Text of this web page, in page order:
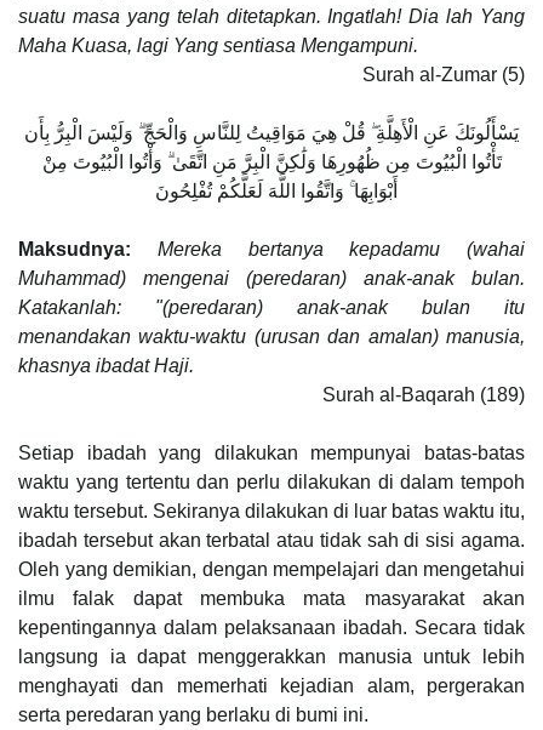
suatu masa yang telah ditetapkan. Ingatlah! Dia lah Yang
Maha Kuasa, lagi Yang sentiasa Mengampuni.
Surah al-Zumar (5)
يَسْأَلُونَكَ عَنِ الْأَهِلَّةِ ۖ قُلْ هِيَ مَوَاقِيتُ لِلنَّاسِ وَالْحَجِّ ۗ وَلَيْسَ الْبِرُّ بِأَن
تَأْتُوا الْبُيُوتَ مِن ظُهُورِهَا وَلَٰكِنَّ الْبِرَّ مَنِ اتَّقَىٰ ۗ وَأْتُوا الْبُيُوتَ مِنْ
أَبْوَابِهَا ۚ وَاتَّقُوا اللَّهَ لَعَلَّكُمْ تُفْلِحُونَ ‎
Maksudnya:
Mereka bertanya kepadamu (wahai
Muhammad) mengenai (peredaran) anak-anak bulan.
Katakanlah: "(peredaran) anak-anak bulan itu
menandakan waktu-waktu (urusan dan amalan) manusia,
khasnya ibadat Haji.
Surah al-Baqarah (189)
Setiap ibadah yang dilakukan mempunyai batas-batas
waktu yang tertentu dan perlu dilakukan di dalam tempoh
waktu tersebut. Sekiranya dilakukan di luar batas waktu itu,
ibadah tersebut akan terbatal atau tidak sah di sisi agama.
Oleh yang demikian, dengan mempelajari dan mengetahui
ilmu falak dapat membuka mata masyarakat akan
kepentingannya dalam pelaksanaan ibadah. Secara tidak
langsung ia dapat menggerakkan manusia untuk lebih
menghayati dan memerhati kejadian alam, pergerakan
serta peredaran yang berlaku di bumi ini.